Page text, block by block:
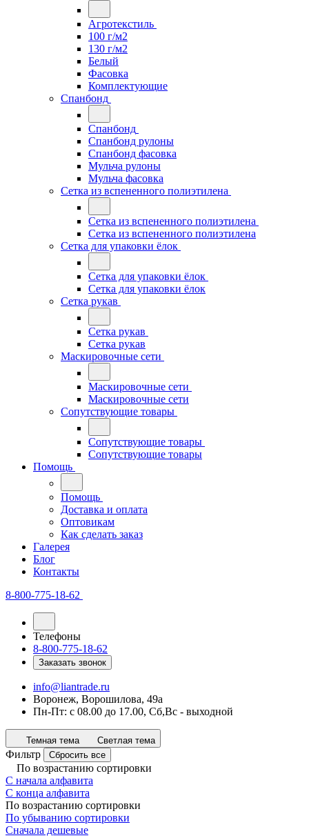
Агротекстиль
100 г/м2
130 г/м2
Белый
Фасовка
Комплектующие
Спанбонд
Спанбонд
Спанбонд рулоны
Спанбонд фасовка
Мульча рулоны
Мульча фасовка
Сетка из вспененного полиэтилена
Сетка из вспененного полиэтилена
Сетка из вспененного полиэтилена
Сетка для упаковки ёлок
Сетка для упаковки ёлок
Сетка для упаковки ёлок
Сетка рукав
Сетка рукав
Сетка рукав
Маскировочные сети
Маскировочные сети
Маскировочные сети
Сопутствующие товары
Сопутствующие товары
Сопутствующие товары
Помощь
Помощь
Доставка и оплата
Оптовикам
Как сделать заказ
Галерея
Блог
Контакты
8-800-775-18-62
Телефоны
8-800-775-18-62
Заказать звонок
info@liantrade.ru
Воронеж, Ворошилова, 49а
Пн-Пт: c 08.00 до 17.00, Cб,Вс - выходной
Темная тема Светлая тема
Фильтр Сбросить все
По возрастанию сортировки
С начала алфавита
С конца алфавита
По возрастанию сортировки
По убыванию сортировки
Сначала дешевые